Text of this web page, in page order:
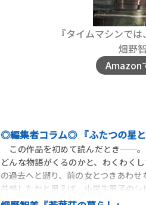
『タイムマシンでは
畑野
Amazon
◎編集者コラム◎ 『ふたつの星
この作品を初めて読んだとき──。
どんな物語がくるのかと、わくわく
の過去へと遡り、前の女とつきあわ
共感したかと思えば、小学生男子の